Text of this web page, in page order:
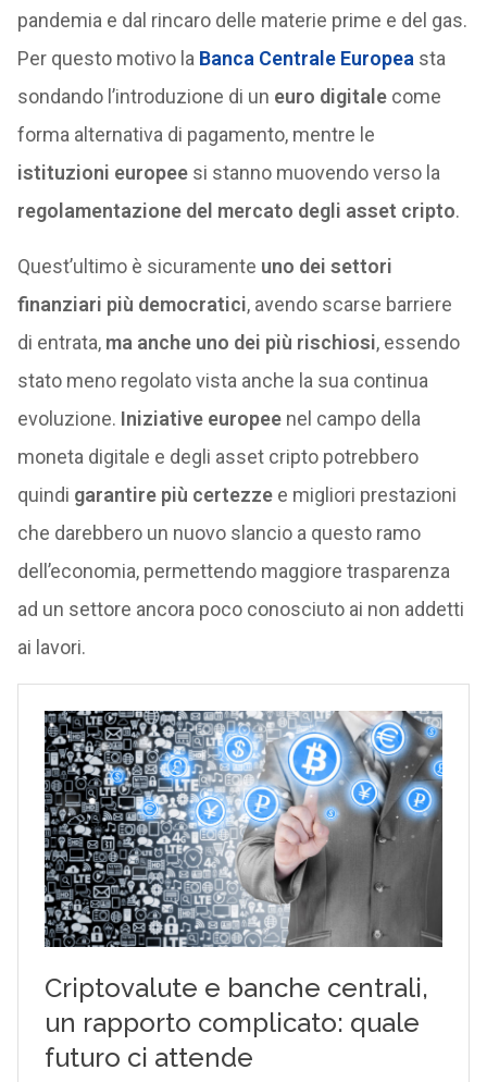
pandemia e dal rincaro delle materie prime e del gas.
Per questo motivo la Banca Centrale Europea sta
sondando l’introduzione di un euro digitalecome
forma alternativa di pagamento, mentre le
istituzioni europeesi stanno muovendo verso la
regolamentazione del mercato degli asset cripto.
Quest’ultimo è sicuramente uno dei settori
finanziari più democratici, avendo scarse barriere
di entrata, ma anche uno dei più rischiosi, essendo
stato meno regolato vista anche la sua continua
evoluzione. Iniziative europeenel campo della
moneta digitale e degli asset cripto potrebbero
quindi garantire più certezzee migliori prestazioni
che darebbero un nuovo slancio a questo ramo
dell’economia, permettendo maggiore trasparenza
ad un settore ancora poco conosciuto ai non addetti
ai lavori.